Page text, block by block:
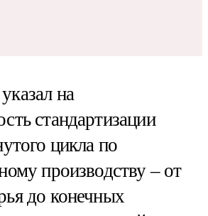
на
стандартизации
цикла по
производству – от
до конечных